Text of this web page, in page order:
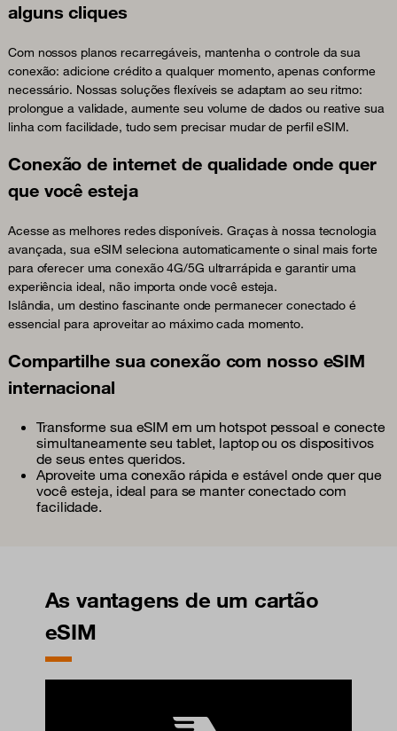
alguns cliques
Com nossos planos recarregáveis, mantenha o controle da sua
conexão: adicione crédito a qualquer momento, apenas conforme
necessário. Nossas soluções flexíveis se adaptam ao seu ritmo:
prolongue a validade, aumente seu volume de dados ou reative sua
linha com facilidade, tudo sem precisar mudar de perfil eSIM.
Conexão de internet de qualidade onde quer
que você esteja
Acesse as melhores redes disponíveis. Graças à nossa tecnologia
avançada, sua eSIM seleciona automaticamente o sinal mais forte
para oferecer uma conexão 4G/5G ultrarrápida e garantir uma
experiência ideal, não importa onde você esteja.
Islândia, um destino fascinante onde permanecer conectado é
essencial para aproveitar ao máximo cada momento.
Compartilhe sua conexão com nosso eSIM
internacional
Transforme sua eSIM em um hotspot pessoal e conecte
simultaneamente seu tablet, laptop ou os dispositivos
de seus entes queridos.
Aproveite uma conexão rápida e estável onde quer que
você esteja, ideal para se manter conectado com
facilidade.
As vantagens de um cartão
eSIM